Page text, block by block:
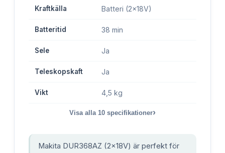
Kraftkälla Batteri (2x18V)
Batteritid 38 min
Sele Ja
Teleskopskaft Ja
Vikt 4,5 kg
Visa alla 10 specifikationer›
Makita DUR368AZ (2x18V) är perfekt för